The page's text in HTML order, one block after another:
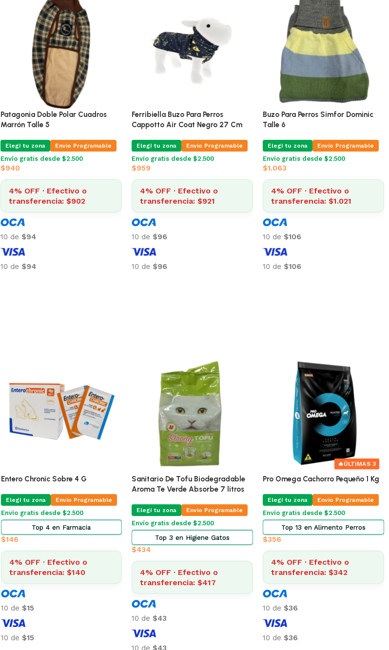
Campera My World My Rules
Celeste 3 Xl 60 Cm
Elegí tu zona Envio Programable
Envío gratis desde $2.500
$2.243
4% OFF · Efectivo o
transferencia: $2.154
10 de $224
10 de $224
Patagonia Doble Polar Cuadros
Marrón Talle 5
Elegí tu zona Envio Programable
Envío gratis desde $2.500
$940
4% OFF · Efectivo o
transferencia: $902
10 de $94
10 de $94
Ferribiella Buzo Para Perros
Cappotto Air Coat Negro 27 Cm
Elegí tu zona Envio Programable
Envío gratis desde $2.500
$959
4% OFF · Efectivo o
transferencia: $921
10 de $96
10 de $96
Pro Omega Cachorro Raza Grande
Elegí tu zona
Envío Gratis Programable
Envío gratis
$
4% OFF · Efectivo o
transferencia: $3.057
$318
$318
Alimento Para Gatos Equilibrio
Adultos 7.5 Kg
Elegí tu zona Envio Programable
Envío gratis desde $2.500
Top 5 en Alimento Gatos
$2.014
4% OFF · Efectivo o
transferencia: $1.934
10 de $201
10 de $201
Shampoo Para Perros y Gatos
Elegí tu zona Envio Programable
Envío gratis desde $2.500
Top 13 en Higiene Gatos
$483
15% OFF · Efectivo o
transferencia: $410
10 de$48